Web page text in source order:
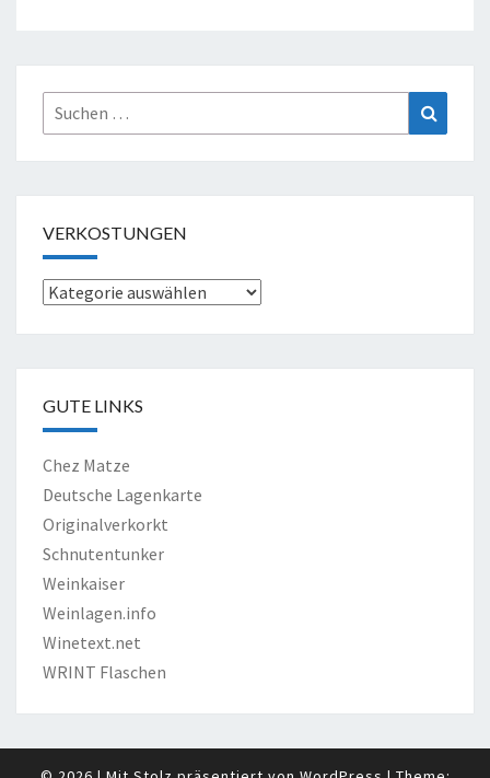
Suche
nach:
VERKOSTUNGEN
Verkostungen
GUTE LINKS
Chez Matze
Deutsche Lagenkarte
Originalverkorkt
Schnutentunker
Weinkaiser
Weinlagen.info
Winetext.net
WRINT Flaschen